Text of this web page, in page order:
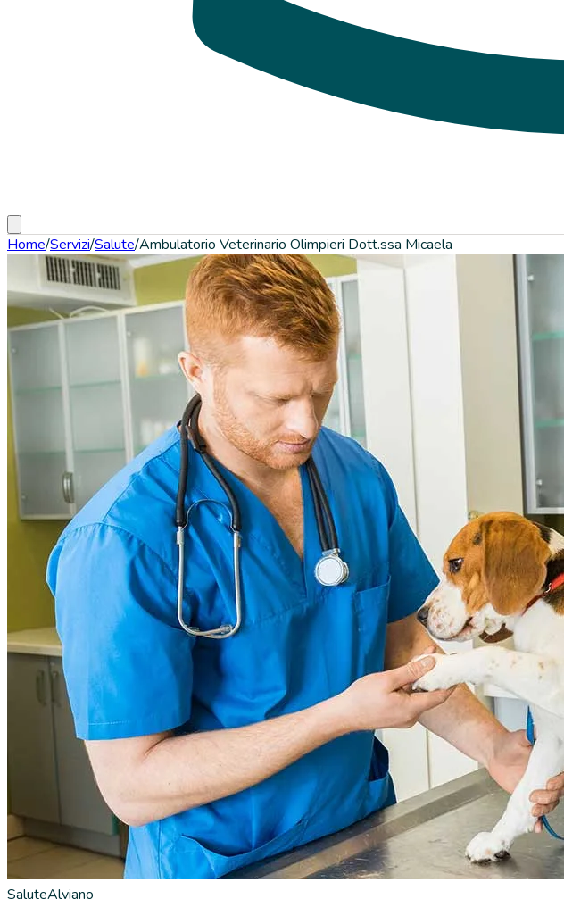
Home/Servizi/Salute/Ambulatorio Veterinario Olimpieri Dott.ssa Micaela
SaluteAlviano